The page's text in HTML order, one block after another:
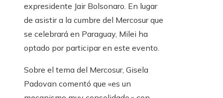
expresidente Jair Bolsonaro. En lugar
de asistir a la cumbre del Mercosur que
se celebrará en Paraguay, Milei ha
optado por participar en este evento.
Sobre el tema del Mercosur, Gisela
Padovan comentó que «es un